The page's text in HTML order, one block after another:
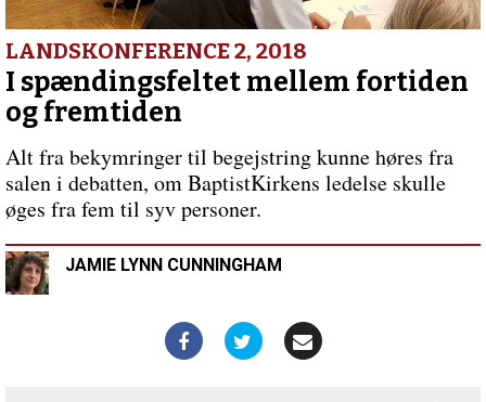
vi
erklære?
LANDSKONFERENCE 2, 2018
I spændingsfeltet mellem fortiden
og fremtiden
Alt fra bekymringer til begejstring kunne høres fra
salen i debatten, om BaptistKirkens ledelse skulle
øges fra fem til syv personer.
JAMIE LYNN CUNNINGHAM